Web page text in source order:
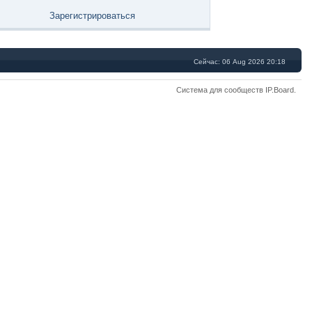
Зарегистрироваться
Сейчас: 06 Aug 2026 20:18
Система для сообществ IP.Board